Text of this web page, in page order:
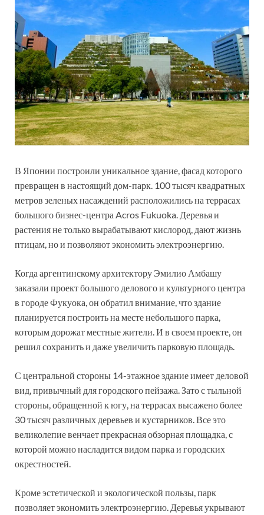
В Японии построили уникальное здание, фасад которого
превращен в настоящий дом-парк. 100 тысяч квадратных
метров зеленых насаждений расположились на террасах
большого бизнес-центра Acros Fukuoka. Деревья и
растения не только вырабатывают кислород, дают жизнь
птицам, но и позволяют экономить электроэнергию.
Когда аргентинскому архитектору Эмилио Амбашу
заказали проект большого делового и культурного центра
в городе Фукуока, он обратил внимание, что здание
планируется построить на месте небольшого парка,
которым дорожат местные жители. И в своем проекте, он
решил сохранить и даже увеличить парковую площадь.
С центральной стороны 14-этажное здание имеет деловой
вид, привычный для городского пейзажа. Зато с тыльной
стороны, обращенной к югу, на террасах высажено более
30 тысяч различных деревьев и кустарников. Все это
великолепие венчает прекрасная обзорная площадка, с
которой можно насладится видом парка и городских
окрестностей.
Кроме эстетической и экологической пользы, парк
позволяет экономить электроэнергию. Деревья укрывают